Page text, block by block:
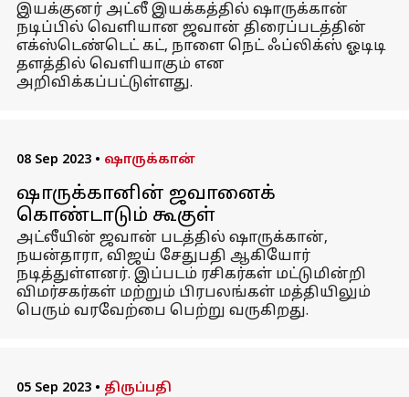
இயக்குனர் அட்லீ இயக்கத்தில் ஷாருக்கான்
நடிப்பில் வெளியான ஜவான் திரைப்படத்தின்
எக்ஸ்டெண்டெட் கட், நாளை நெட் ஃப்லிக்ஸ் ஓடிடி
தளத்தில் வெளியாகும் என
அறிவிக்கப்பட்டுள்ளது.
08 Sep 2023 • ஷாருக்கான்
ஷாருக்கானின் ஜவானைக்
கொண்டாடும் கூகுள்
அட்லீயின் ஜவான் படத்தில் ஷாருக்கான்,
நயன்தாரா, விஜய் சேதுபதி ஆகியோர்
நடித்துள்ளனர். இப்படம் ரசிகர்கள் மட்டுமின்றி
விமர்சகர்கள் மற்றும் பிரபலங்கள் மத்தியிலும்
பெரும் வரவேற்பை பெற்று வருகிறது.
05 Sep 2023 • திருப்பதி